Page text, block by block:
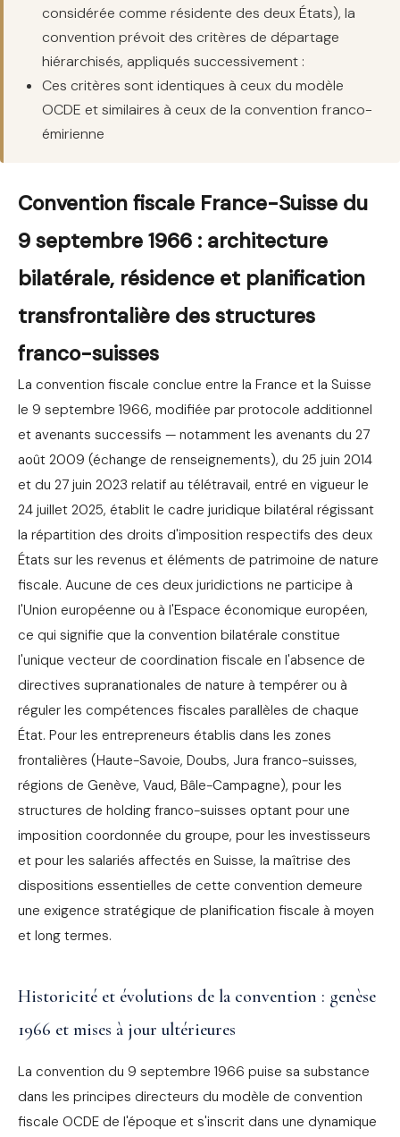
considérée comme résidente des deux États), la
convention prévoit des critères de départage
hiérarchisés, appliqués successivement :
Ces critères sont identiques à ceux du modèle
OCDE et similaires à ceux de la convention franco-
émirienne
Convention fiscale France-Suisse du
9 septembre 1966 : architecture
bilatérale, résidence et planification
transfrontalière des structures
franco-suisses
La convention fiscale conclue entre la France et la Suisse
le 9 septembre 1966, modifiée par protocole additionnel
et avenants successifs — notamment les avenants du 27
août 2009 (échange de renseignements), du 25 juin 2014
et du 27 juin 2023 relatif au télétravail, entré en vigueur le
24 juillet 2025, établit le cadre juridique bilatéral régissant
la répartition des droits d'imposition respectifs des deux
États sur les revenus et éléments de patrimoine de nature
fiscale. Aucune de ces deux juridictions ne participe à
l'Union européenne ou à l'Espace économique européen,
ce qui signifie que la convention bilatérale constitue
l'unique vecteur de coordination fiscale en l'absence de
directives supranationales de nature à tempérer ou à
réguler les compétences fiscales parallèles de chaque
État. Pour les entrepreneurs établis dans les zones
frontalières (Haute-Savoie, Doubs, Jura franco-suisses,
régions de Genève, Vaud, Bâle-Campagne), pour les
structures de holding franco-suisses optant pour une
imposition coordonnée du groupe, pour les investisseurs
et pour les salariés affectés en Suisse, la maîtrise des
dispositions essentielles de cette convention demeure
une exigence stratégique de planification fiscale à moyen
et long termes.
Historicité et évolutions de la convention : genèse
1966 et mises à jour ultérieures
La convention du 9 septembre 1966 puise sa substance
dans les principes directeurs du modèle de convention
fiscale OCDE de l'époque et s'inscrit dans une dynamique